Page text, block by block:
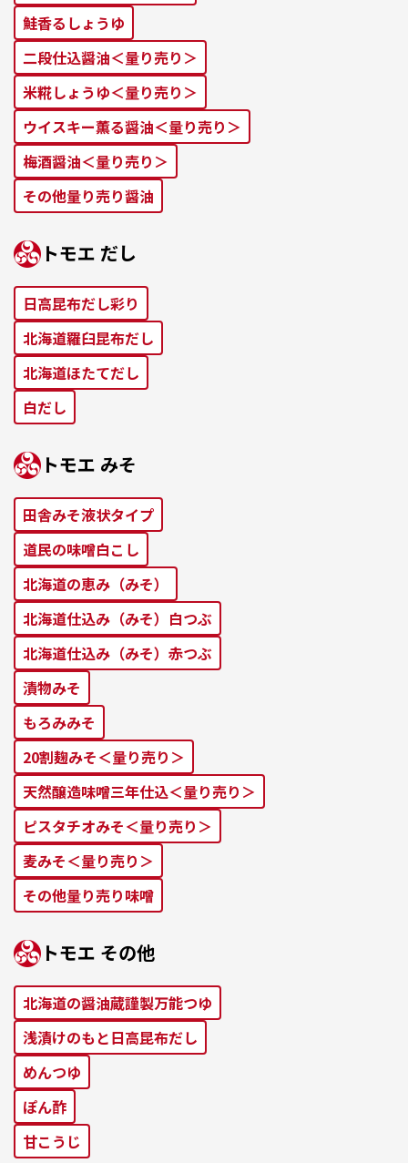
鮭⾹るしょうゆ
二段仕込醤油＜量り売り＞
米糀しょうゆ＜量り売り＞
ウイスキー薫る醤油＜量り売り＞
梅酒醤油＜量り売り＞
その他量り売り醤油
トモエ だし
⽇⾼昆布だし彩り
北海道羅⾅昆布だし
北海道ほたてだし
⽩だし
トモエ みそ
田舎みそ液状タイプ
道⺠の味噌⽩こし
北海道の恵み（みそ）
北海道仕込み（みそ）⽩つぶ
北海道仕込み（みそ）⾚つぶ
漬物みそ
もろみみそ
20割麹みそ＜量り売り＞
天然醸造味噌三年仕込＜量り売り＞
ピスタチオみそ＜量り売り＞
麦みそ＜量り売り＞
その他量り売り味噌
トモエ その他
北海道の醤油蔵謹製万能つゆ
浅漬けのもと⽇⾼昆布だし
めんつゆ
ぽん酢
⽢こうじ